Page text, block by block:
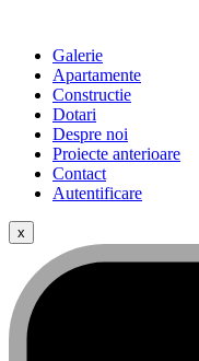
Galerie
Apartamente
Constructie
Dotari
Despre noi
Proiecte anterioare
Contact
Autentificare
x